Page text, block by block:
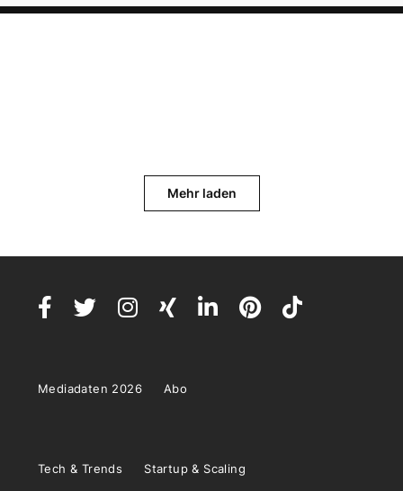
Mehr laden
Mediadaten 2026 Abo
Tech & Trends Startup & Scaling